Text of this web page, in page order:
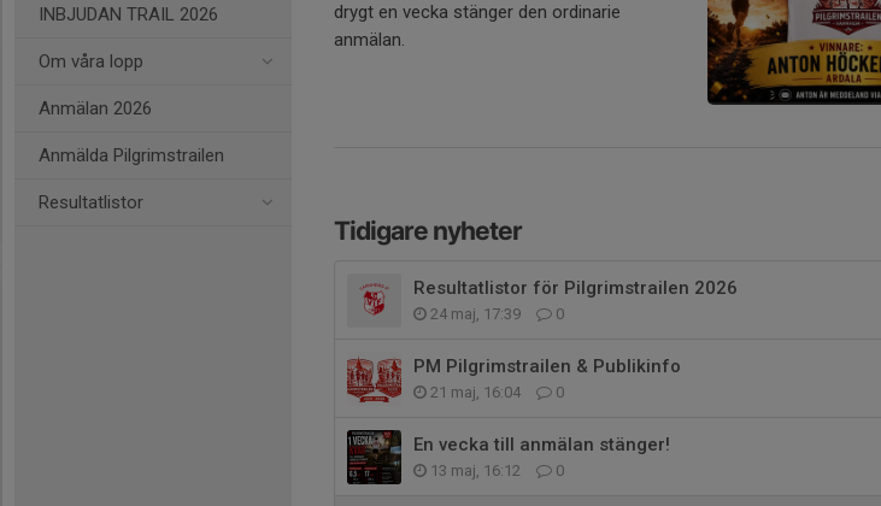
INBJUDAN TRAIL 2026
Om våra lopp
Anmälan 2026
Anmälda Pilgrimstrailen
Resultatlistor
drygt en vecka stänger den ordinarie
anmälan.
Tidigare nyheter
Resultatlistor för Pilgrimstrailen 2026
24 maj, 17:39 0
PM Pilgrimstrailen & Publikinfo
21 maj, 16:04 0
En vecka till anmälan stänger!
13 maj, 16:12 0